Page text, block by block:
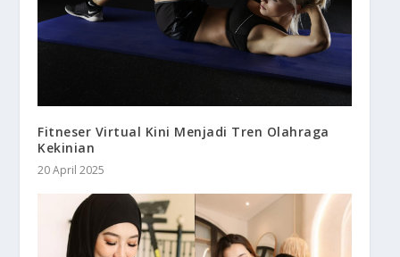
Fitneser Virtual Kini Menjadi Tren Olahraga
Kekinian
20 April 2025